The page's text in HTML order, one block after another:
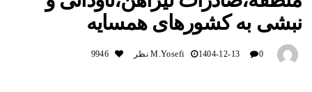
نبشی به کشورهای همسایه
M.yosefi 1404-12-13 0 نظر